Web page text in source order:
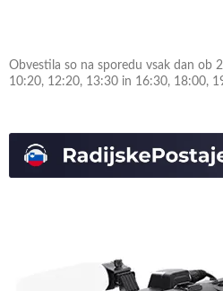
Obvestila so na sporedu vsak dan ob
10:20, 12:20, 13:30 in 16:30, 18:00,